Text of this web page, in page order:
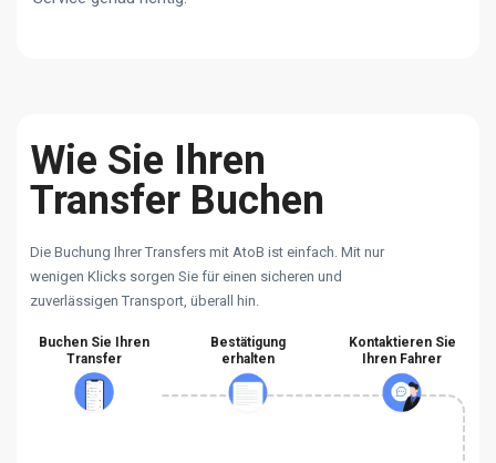
Wie Sie Ihren
Transfer Buchen
Die Buchung Ihrer Transfers mit AtoB ist einfach. Mit nur
wenigen Klicks sorgen Sie für einen sicheren und
zuverlässigen Transport, überall hin.
Buchen Sie Ihren
Transfer
Bestätigung
erhalten
Kontaktieren Sie
Ihren Fahrer